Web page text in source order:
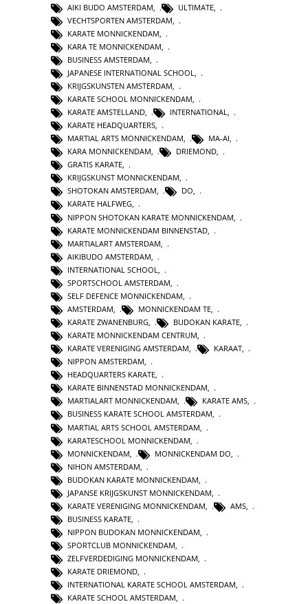
AIKI BUDO AMSTERDAM
ULTIMATE
VECHTSPORTEN AMSTERDAM
KARATE MONNICKENDAM
KARA TE MONNICKENDAM
BUSINESS AMSTERDAM
JAPANESE INTERNATIONAL SCHOOL
KRIJGSKUNSTEN AMSTERDAM
KARATE SCHOOL MONNICKENDAM
KARATE AMSTELLAND, INTERNATIONAL,
KARATE HEADQUARTERS,
MARTIAL ARTS MONNICKENDAM, MA-AI,
KARA MONNICKENDAM, DRIEMOND,
GRATIS KARATE,
KRIJGSKUNST MONNICKENDAM,
SHOTOKAN AMSTERDAM, DO,
KARATE HALFWEG,
NIPPON SHOTOKAN KARATE MONNICKENDAM
KARATE MONNICKENDAM BINNENSTAD
MARTIALART AMSTERDAM
AIKIBUDO AMSTERDAM
INTERNATIONAL SCHOOL
SPORTSCHOOL AMSTERDAM
SELF DEFENCE MONNICKENDAM
AMSTERDAM
MONNICKENDAM TE
KARATE ZWANENBURG, BUDOKAN KARATE,
KARATE MONNICKENDAM CENTRUM,
KARATE VERENIGING AMSTERDAM, KARAAT,
NIPPON AMSTERDAM,
HEADQUARTERS KARATE,
KARATE BINNENSTAD MONNICKENDAM,
MARTIALART MONNICKENDAM, KARATE AMS,
BUSINESS KARATE SCHOOL AMSTERDAM,
MARTIAL ARTS SCHOOL AMSTERDAM
KARATESCHOOL MONNICKENDAM
MONNICKENDAM
MONNICKENDAM DO
NIHON AMSTERDAM
BUDOKAN KARATE MONNICKENDAM
JAPANSE KRIJGSKUNST MONNICKENDAM
KARATE VERENIGING MONNICKENDAM
AMS
BUSINESS KARATE
NIPPON BUDOKAN MONNICKENDAM,
SPORTCLUB MONNICKENDAM,
ZELFVERDEDIGING MONNICKENDAM,
KARATE DRIEMOND,
INTERNATIONAL KARATE SCHOOL AMSTERDAM,
KARATE SCHOOL AMSTERDAM,